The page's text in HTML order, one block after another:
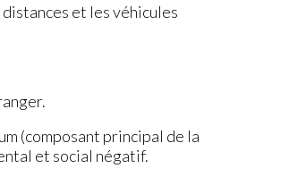
et les véhicules
(composant principal de la
et social négatif.